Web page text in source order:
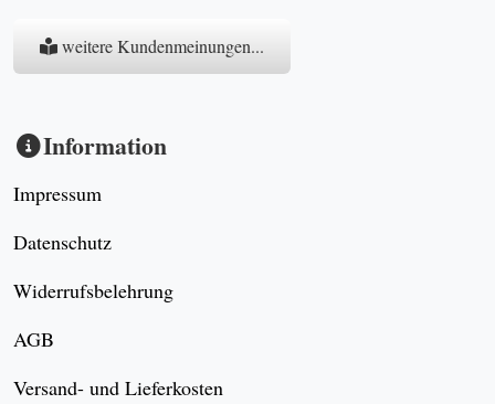
weitere Kundenmeinungen...
Information
Impressum
Datenschutz
Widerrufsbelehrung
AGB
Versand- und Lieferkosten